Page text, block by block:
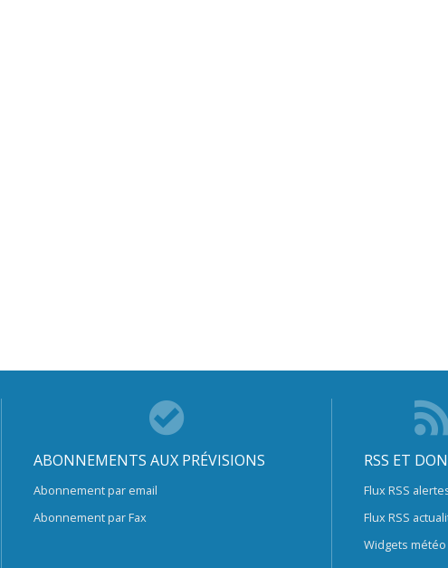
ABONNEMENTS AUX PRÉVISIONS
Abonnement par email
Abonnement par Fax
RSS ET
Flux RSS
Flux RSS
Widgets météo